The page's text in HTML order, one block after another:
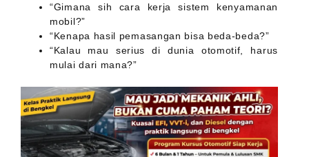
“Gimana sih cara kerja sistem kenyamanan
mobil?”
“Kenapa hasil pemasangan bisa beda-beda?”
“Kalau mau serius di dunia otomotif, harus
mulai dari mana?”